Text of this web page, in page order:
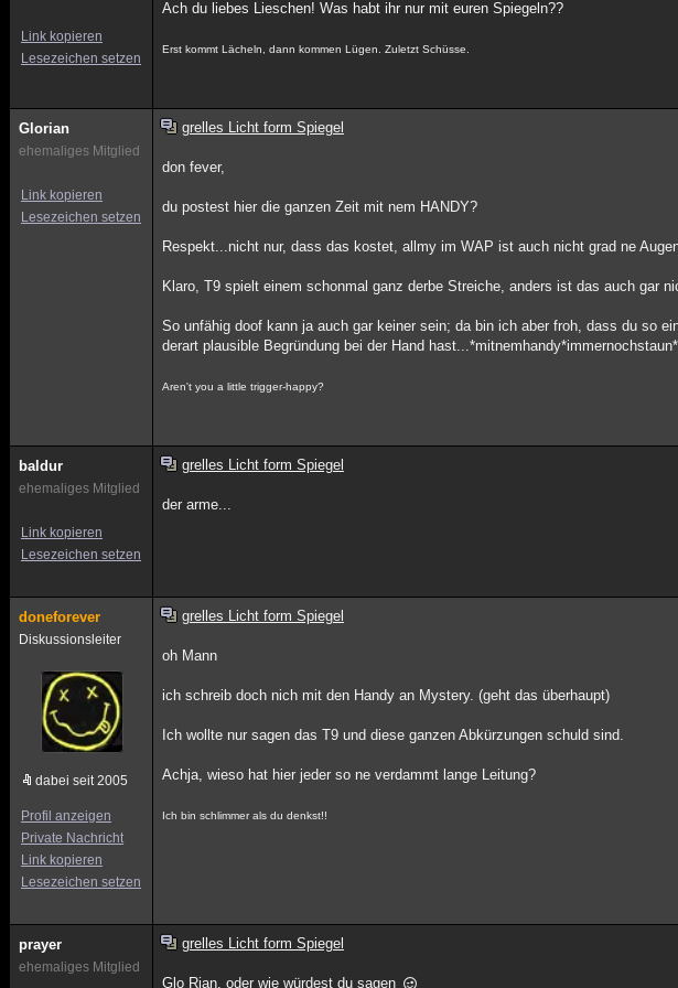
Link kopieren
Lesezeichen setzen
Ach du liebes Lieschen! Was habt ihr nur mit euren Spiegeln??
Erst kommt Lächeln, dann kommen Lügen. Zuletzt Schüsse.
Glorian
ehemaliges Mitglied
Link kopieren
Lesezeichen setzen
grelles Licht form Spiegel
don fever,
du postest hier die ganzen Zeit mit nem HANDY?
Respekt...nicht nur, dass das kostet, allmy im WAP ist auch nicht grad ne
Klaro, T9 spielt einem schonmal ganz derbe Streiche, anders ist das auch gar
So unfähig doof kann ja auch gar keiner sein; da bin ich aber froh, dass du so
derart plausible Begründung bei der Hand hast...*mitnemhandy*immernochstaun*
Aren't you a little trigger-happy?
baldur
ehemaliges Mitglied
Link kopieren
Lesezeichen setzen
grelles Licht form Spiegel
der arme...
doneforever
Diskussionsleiter
dabei seit 2005
Profil anzeigen
Private Nachricht
Link kopieren
Lesezeichen setzen
grelles Licht form Spiegel
oh Mann
ich schreib doch nich mit den Handy an Mystery. (geht das überhaupt)
Ich wollte nur sagen das T9 und diese ganzen Abkürzungen schuld sind.
Achja, wieso hat hier jeder so ne verdammt lange Leitung?
Ich bin schlimmer als du denkst!!
prayer
ehemaliges Mitglied
grelles Licht form Spiegel
Glo Rian, oder wie würdest du sagen